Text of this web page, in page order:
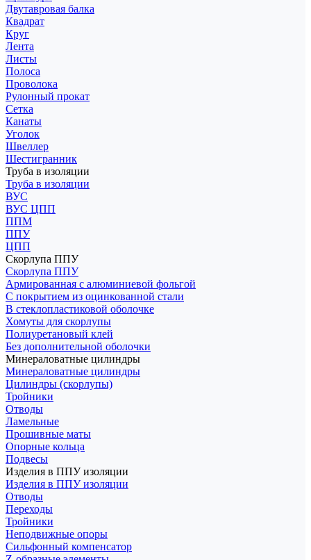
Двутавровая балка
Квадрат
Круг
Лента
Листы
Полоса
Проволока
Рулонный прокат
Сетка
Канаты
Уголок
Швеллер
Шестигранник
Труба в изоляции
Труба в изоляции
ВУС
ВУС ЦПП
ППМ
ППУ
ЦПП
Скорлупа ППУ
Скорлупа ППУ
Армированная с алюминиевой фольгой
С покрытием из оцинкованной стали
В стеклопластиковой оболочке
Хомуты для скорлупы
Полиуретановый клей
Без дополнительной оболочки
Минераловатные цилиндры
Минераловатные цилиндры
Цилиндры (скорлупы)
Тройники
Отводы
Ламельные
Прошивные маты
Опорные кольца
Подвесы
Изделия в ППУ изоляции
Изделия в ППУ изоляции
Отводы
Переходы
Тройники
Неподвижные опоры
Cильфонный компенсатор